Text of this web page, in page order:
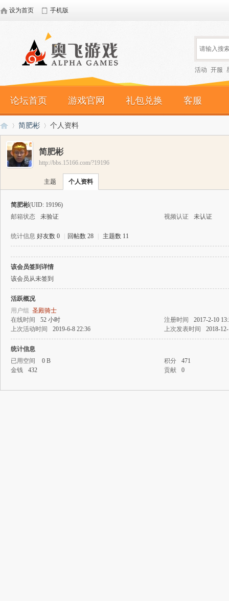
设为首页 手机版
活动 开服
论坛首页 游戏官网 礼包兑换 客服
奥›
简肥彬 个人资料
简肥彬
http://bbs.15166.com/?19196
主题 个人资料
简肥彬(UID: 19196)
邮箱状态
未验证 视频认证 未认证
统计信息 好友数 0 回帖数 28 主题数 11
该会员签到详情
该会员从未签到
活跃概况
用户组 圣殿骑士
在线时间
52 小时 注册时间
2017-2-10
上次活动时间
2019-6-8 22:36 上次发表时间 2018-
统计信息
已用空间
0 B 积分
471
金钱
432 贡献 0